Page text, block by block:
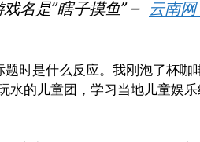
名是”瞎子摸鱼” – 云南
题时是什么反应。我刚泡了杯
水的儿童团，学习当地儿童娱